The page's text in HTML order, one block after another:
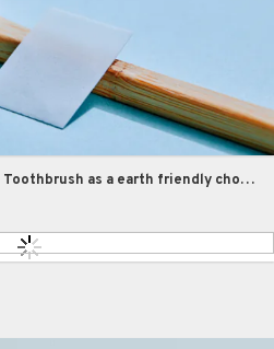
Toothpaste Paper & Bamboo Toothbrush as a earth friendly choice / 地球にやさしい「歯みがきペーパー」と「竹製歯ブラシ」